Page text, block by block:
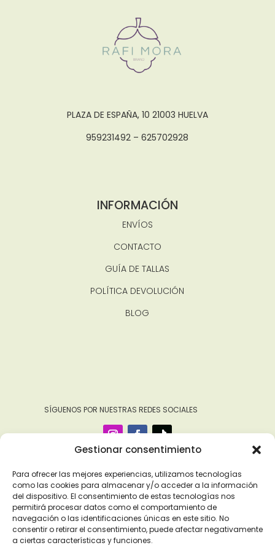
Gestionar consentimiento
Para ofrecer las mejores experiencias, utilizamos tecnologías
como las cookies para almacenar y/o acceder a la información
del dispositivo. El consentimiento de estas tecnologías nos
permitirá procesar datos como el comportamiento de
navegación o las identificaciones únicas en este sitio. No
consentir o retirar el consentimiento, puede afectar negativamente
a ciertas características y funciones.
PLAZA DE ESPAÑA, 10 21003 HUELVA
959231492 – 625702928
INFORMACIÓN
ENVÍOS
CONTACTO
GUÍA DE TALLAS
POLÍTICA DEVOLUCIÓN
BLOG
‎ ‎ ‎ ‎ ‎ ‎‎ ‎ SÍGUENOS POR NUESTRAS REDES SOCIALES